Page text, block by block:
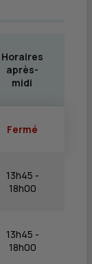
Horaires
après-
midi
Fermé
13h45 -
18h00
13h45 -
18h00